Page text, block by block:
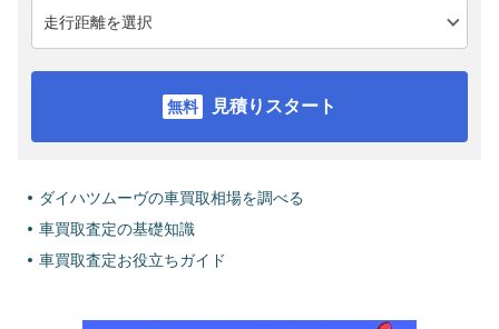
見積りスタート
ダイハツムーヴの車買取相場を調べる
車買取査定の基礎知識
車買取査定お役立ちガイド